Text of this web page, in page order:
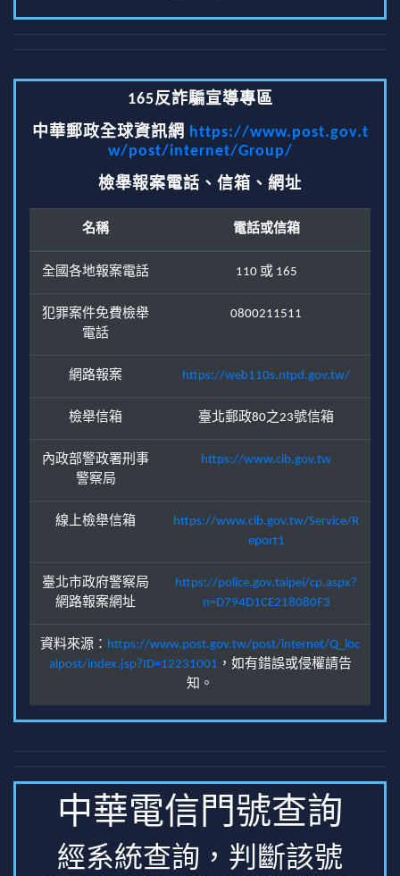
165反詐騙宣導專區
中華郵政全球資訊網 https://www.post.gov.t
w/post/internet/Group/
檢舉報案電話、信箱、網址
名稱 電話或信箱
全國各地報案電話 110 或 165
犯罪案件免費檢舉
電話
0800211511
網路報案 https://web110s.ntpd.gov.tw/
檢舉信箱 臺北郵政80之23號信箱
內政部警政署刑事
警察局
https://www.cib.gov.tw
線上檢舉信箱
https://www.cib.gov.tw/Service/R
eport1
臺北市政府警察局
網路報案網址
https://police.gov.taipei/cp.aspx?
n=D794D1CE218080F3
資料來源： https://www.post.gov.tw/post/internet/Q_loc
alpost/index.jsp?ID=12231001 ，如有錯誤或侵權請告
知。
中華電信門號查詢
經系統查詢，判斷該號